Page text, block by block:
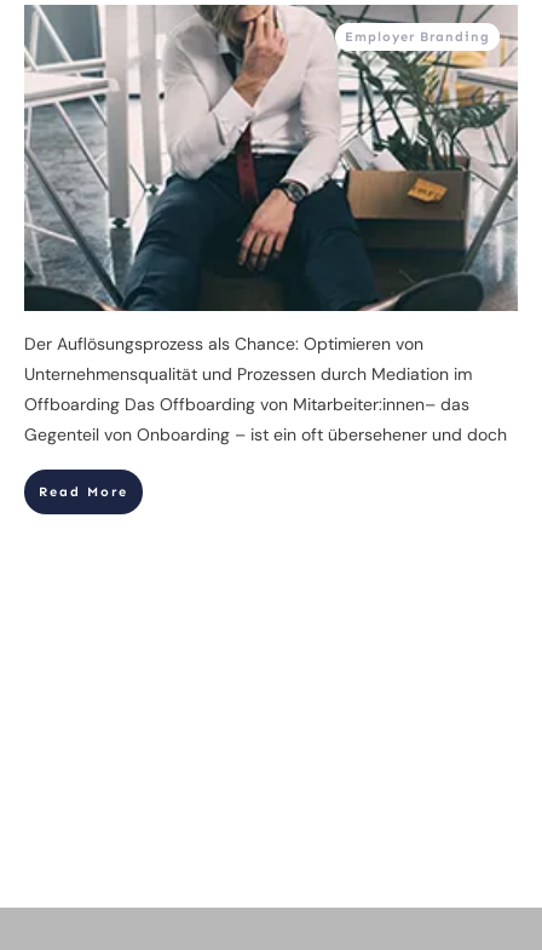
Employer Branding
Der Auflösungsprozess als Chance: Optimieren von
Unternehmensqualität und Prozessen durch Mediation im
Offboarding Das Offboarding von Mitarbeiter:innen– das
Gegenteil von Onboarding – ist ein oft übersehener und doch
Read More